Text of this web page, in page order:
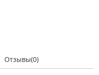
Отзывы(0)